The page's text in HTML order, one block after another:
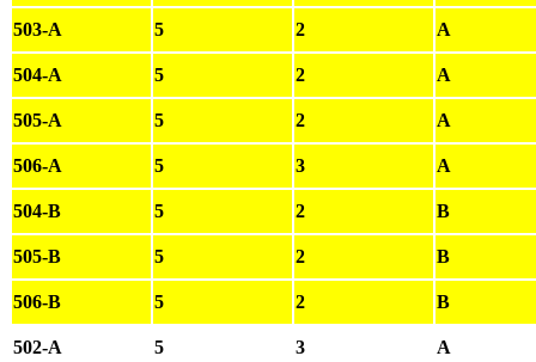
503-A 5 2 A
504-A 5 2 A
505-A 5 2 A
506-A 5 3 A
504-B 5 2 B
505-B 5 2 B
506-B 5 2 B
502-A 5 3 A